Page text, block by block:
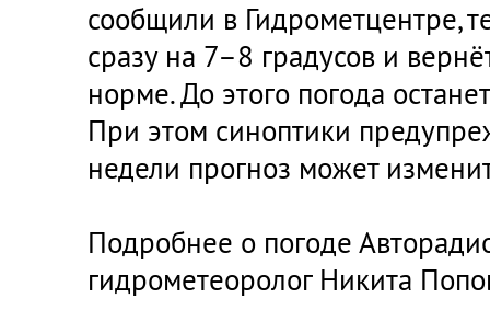
сообщили в Гидрометцентре,
сразу на 7–8 градусов и
норме. До этого погода
При этом синоптики
недели прогноз может
Подробнее о погоде
гидрометеоролог Никита